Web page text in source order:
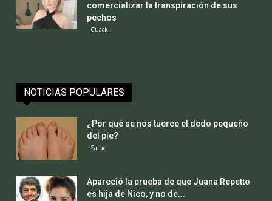
comercializar la transpiración de sus
pechos
Cuack!
NOTICIAS POPULARES
¿Por qué se nos tuerce el dedo pequeño
del pie?
Salud
Apareció la prueba de que Juana Repetto
es hija de Nico, y no de...